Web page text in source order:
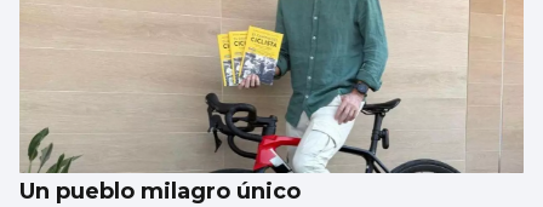
Un pueblo milagro único